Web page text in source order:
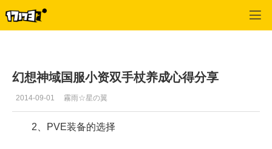
幻想神域国服小资双手杖养成心得分享
2014-09-01 霧雨☆星の翼
2、PVE装备的选择